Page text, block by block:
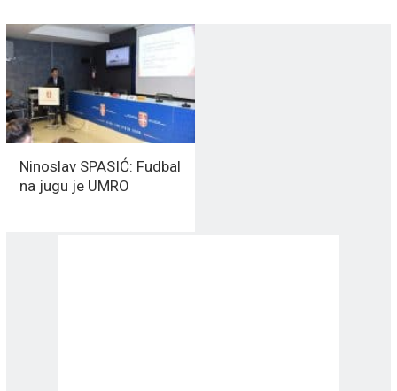
Ninoslav SPASIĆ: Fudbal
na jugu je UMRO